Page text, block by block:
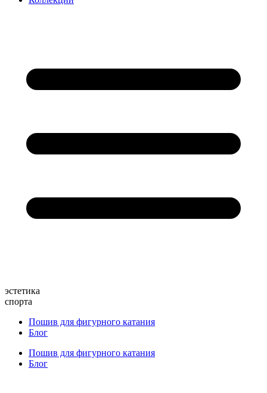
эстетика
спорта
Пошив для фигурного катания
Блог
Пошив для фигурного катания
Блог